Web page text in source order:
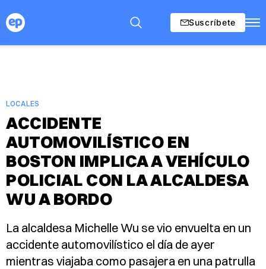
Suscríbete
LOCALES
ACCIDENTE
AUTOMOVILÍSTICO EN
BOSTON IMPLICA A VEHÍCULO
POLICIAL CON LA ALCALDESA
WU A BORDO
La alcaldesa Michelle Wu se vio envuelta en un
accidente automovilístico el día de ayer
mientras viajaba como pasajera en una patrulla